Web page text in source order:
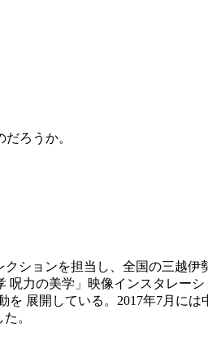
ろうか。
ションを担当し、全国の三越伊
力の美学」映像インスタレー
展開している。2017年7月には
。